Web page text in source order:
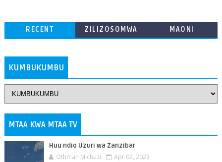
RECENT
ZILIZOSOMWA
MAONI
KUMBUKUMBU
MTAA KWA MTAA TV
Huu ndio Uzuri wa Zanzibar
Othman Michuzi Apr 02, 2023